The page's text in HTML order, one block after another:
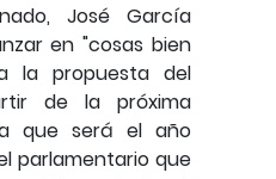
José García
en "cosas bien
la propuesta del
de la próxima
que será el año
parlamentario que